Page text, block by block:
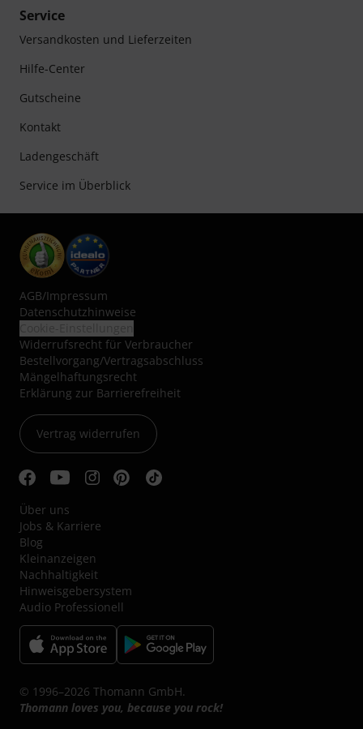
Service
Versandkosten und Lieferzeiten
Hilfe-Center
Gutscheine
Kontakt
Ladengeschäft
Service im Überblick
AGB/Impressum
Datenschutzhinweise
Widerrufsrecht für Verbraucher
Bestellvorgang/Vertragsabschluss
Mängelhaftungsrecht
Erklärung zur Barrierefreiheit
Vertrag widerrufen
Über uns
Jobs & Karriere
Blog
Kleinanzeigen
Nachhaltigkeit
Hinweisgebersystem
Audio Professionell
© 1996–2026 Thomann GmbH.
Thomann loves you, because you rock!